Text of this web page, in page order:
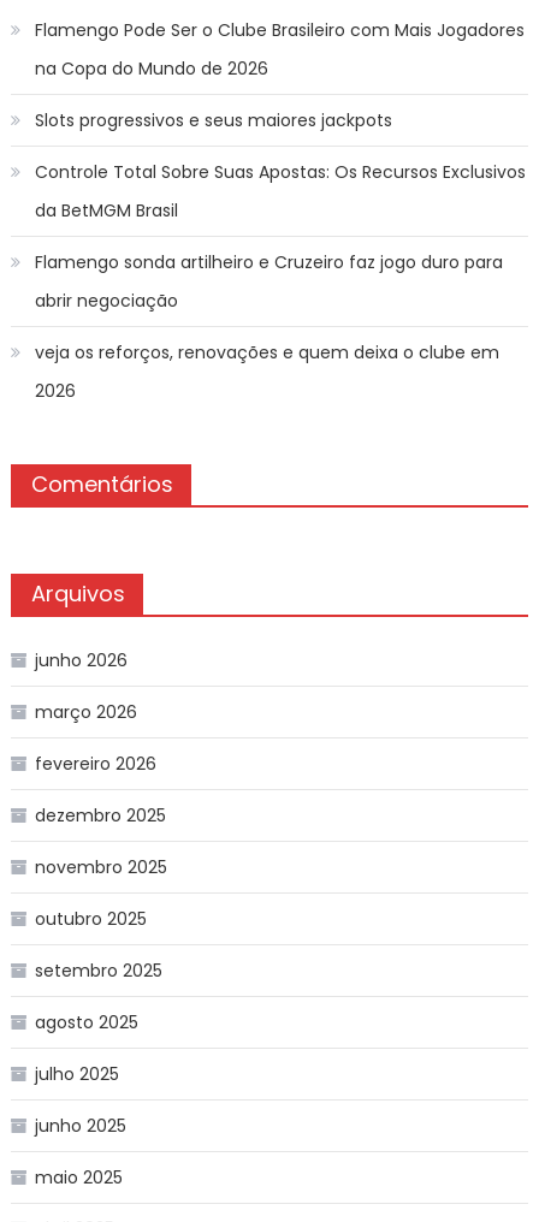
Flamengo Pode Ser o Clube Brasileiro com Mais Jogadores
na Copa do Mundo de 2026
Slots progressivos e seus maiores jackpots
Controle Total Sobre Suas Apostas: Os Recursos Exclusivos
da BetMGM Brasil
Flamengo sonda artilheiro e Cruzeiro faz jogo duro para
abrir negociação
veja os reforços, renovações e quem deixa o clube em
2026
Comentários
Arquivos
junho 2026
março 2026
fevereiro 2026
dezembro 2025
novembro 2025
outubro 2025
setembro 2025
agosto 2025
julho 2025
junho 2025
maio 2025